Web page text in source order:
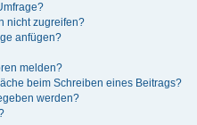
nicht zugreifen?
anfügen?
melden?
beim Schreiben eines Beitrags?
werden?